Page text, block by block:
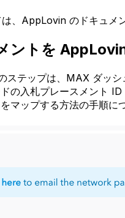
、AppLovin のドキュメ
トを
テップは、MAX ダッ
入札プレースメント ID
マップする方法の手順